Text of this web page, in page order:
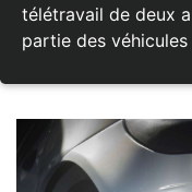
télétravail de deux
partie des